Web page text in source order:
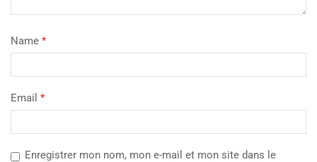
Name *
Email *
Enregistrer mon nom, mon e-mail et mon site dans le